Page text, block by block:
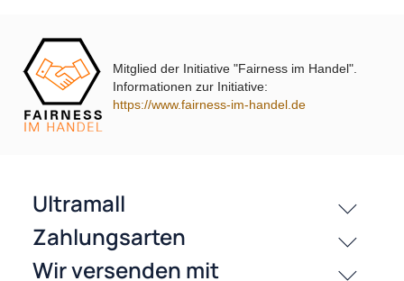
passende Produkte
Zahlungsarten
Mitglied der Initiative "Fairness im Handel".
Informationen zur Initiative:
https://www.fairness-im-handel.de